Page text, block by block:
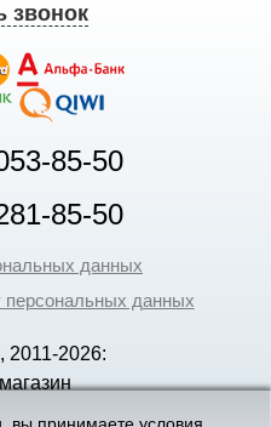
звонок
85-50
85-50
данных
персональных данных
2011-2026: